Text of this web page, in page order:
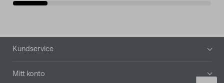
Sidfot
Kundservice
Mitt konto